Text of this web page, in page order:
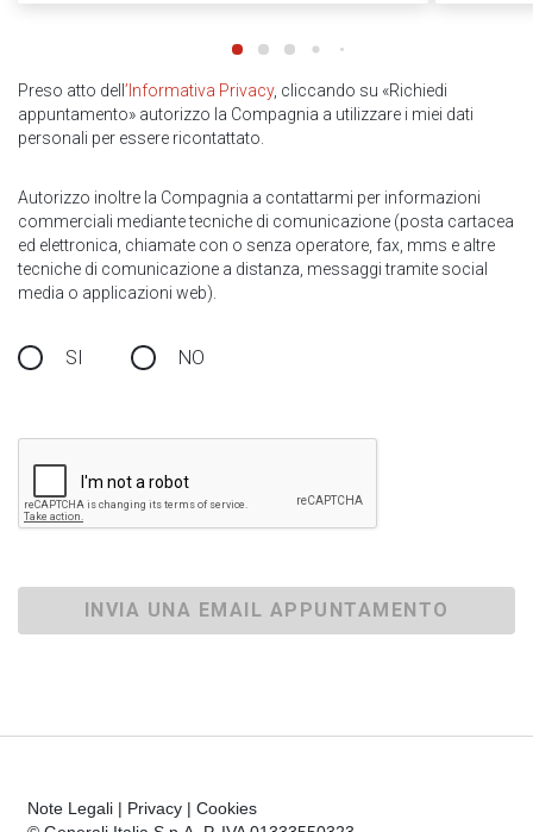
Preso atto dell ’Informativa Privacy, cliccando su «Richiedi
appuntamento» autorizzo la Compagnia a utilizzare i miei dati
personali per essere ricontattato.
Autorizzo inoltre la Compagnia a contattarmi per informazioni
commerciali mediante tecniche di comunicazione (posta cartacea
ed elettronica, chiamate con o senza operatore, fax, mms e altre
tecniche di comunicazione a distanza, messaggi tramite social
media o applicazioni web).
SI NO
INVIA UNA EMAIL APPUNTAMENTO
Note Legali | Privacy | Cookies